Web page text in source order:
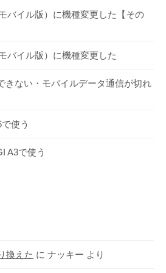
バイル版）に機種変更した【その
バイル版）に機種変更した
きない・モバイルデータ通信が切れ
使う
A3で使う
換えた に ナッキー より